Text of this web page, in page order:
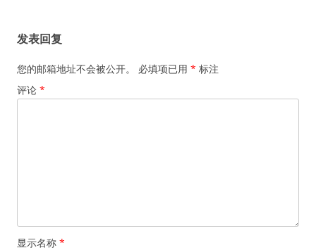
发表回复
您的邮箱地址不会被公开。 必填项已用 * 标注
评论 *
显示名称 *